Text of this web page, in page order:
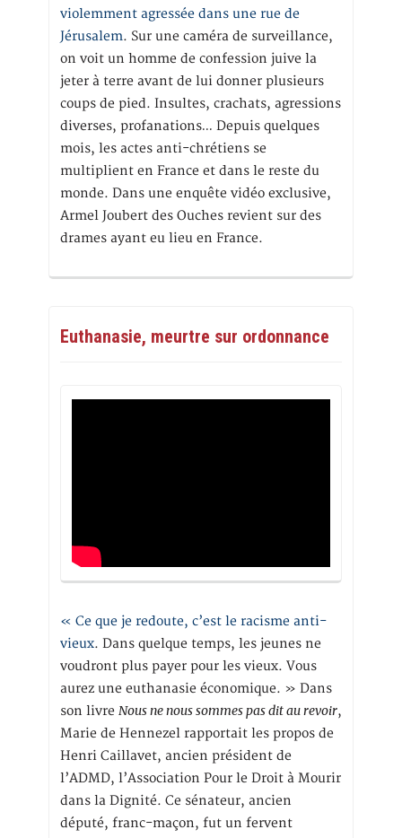
violemment agressée dans une rue de
Jérusalem. Sur une caméra de surveillance,
on voit un homme de confession juive la
jeter à terre avant de lui donner plusieurs
coups de pied. Insultes, crachats, agressions
diverses, profanations… Depuis quelques
mois, les actes anti-chrétiens se
multiplient en France et dans le reste du
monde. Dans une enquête vidéo exclusive,
Armel Joubert des Ouches revient sur des
drames ayant eu lieu en France.
Euthanasie, meurtre sur ordonnance
« Ce que je redoute, c’est le racisme anti-
vieux. Dans quelque temps, les jeunes ne
voudront plus payer pour les vieux. Vous
aurez une euthanasie économique. » Dans
son livre Nous ne nous sommes pas dit au revoir,
Marie de Hennezel rapportait les propos de
Henri Caillavet, ancien président de
l’ADMD, l’Association Pour le Droit à Mourir
dans la Dignité. Ce sénateur, ancien
député, franc-maçon, fut un fervent